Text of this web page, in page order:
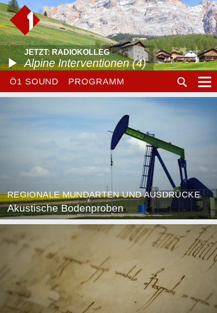
JETZT: RADIOKOLLEG
Alpine Interventionen (4)
Ö1 SOUND PROGRAMM
REGIONALE MUNDARTEN UND AUSDRÜCKE
Akustische Bodenproben